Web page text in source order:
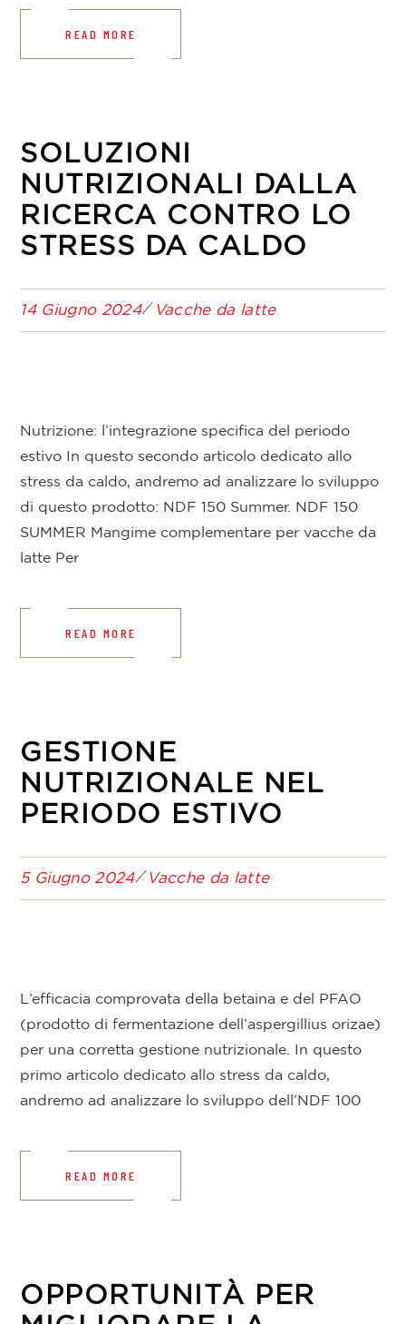
READ MORE
SOLUZIONI
NUTRIZIONALI DALLA
RICERCA CONTRO LO
STRESS DA CALDO
14 Giugno 2024 Vacche da latte
Nutrizione: l’integrazione specifica del periodo
estivo In questo secondo articolo dedicato allo
stress da caldo, andremo ad analizzare lo sviluppo
di questo prodotto: NDF 150 Summer. NDF 150
SUMMER Mangime complementare per vacche da
latte Per
READ MORE
GESTIONE
NUTRIZIONALE NEL
PERIODO ESTIVO
5 Giugno 2024 Vacche da latte
L’efficacia comprovata della betaina e del PFAO
(prodotto di fermentazione dell’aspergillius orizae)
per una corretta gestione nutrizionale. In questo
primo articolo dedicato allo stress da caldo,
andremo ad analizzare lo sviluppo dell’NDF 100
READ MORE
OPPORTUNITÀ PER